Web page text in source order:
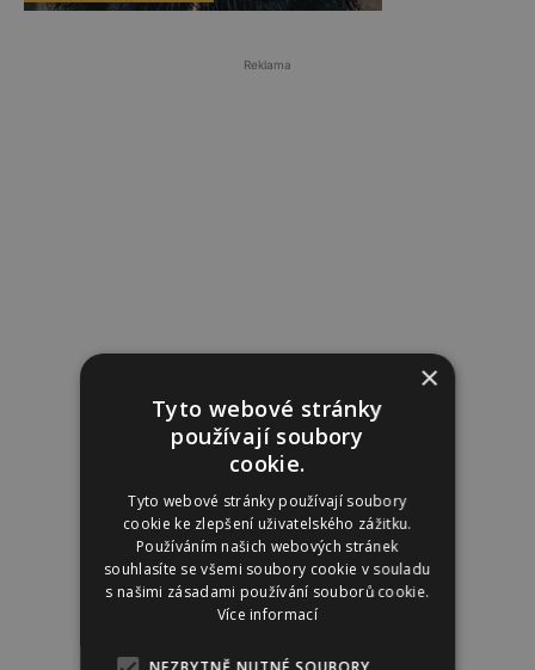
Reklama
×
Tyto webové stránky
používají soubory
cookie.
Tyto webové stránky používají soubory
cookie ke zlepšení uživatelského zážitku.
Používáním našich webových stránek
souhlasíte se všemi soubory cookie v souladu
s našimi zásadami používání souborů cookie.
Více informací